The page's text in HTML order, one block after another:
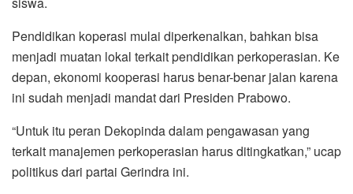
Pendidikan koperasi mulai diperkenalkan, bahkan bisa
menjadi muatan lokal terkait pendidikan perkoperasian. Ke
depan, ekonomi kooperasi harus benar-benar jalan karena
ini sudah menjadi mandat dari Presiden Prabowo.
“Untuk itu peran Dekopinda dalam pengawasan yang
terkait manajemen perkoperasian harus ditingkatkan,” ucap
politikus dari partai Gerindra ini.